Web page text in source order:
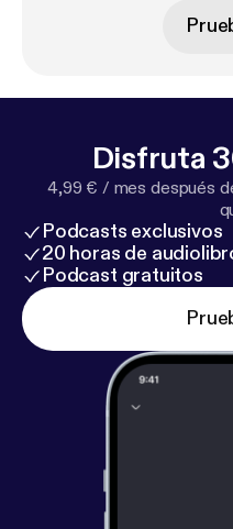
Disfruta
4,99 € / mes después
Podcasts exclusivos
20 horas de
Podcast gratuitos